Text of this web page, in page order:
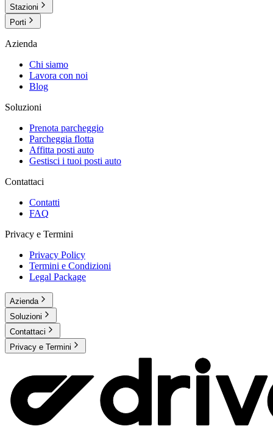
Stazioni
Porti
Azienda
Chi siamo
Lavora con noi
Blog
Soluzioni
Prenota parcheggio
Parcheggia flotta
Affitta posti auto
Gestisci i tuoi posti auto
Contattaci
Contatti
FAQ
Privacy e Termini
Privacy Policy
Termini e Condizioni
Legal Package
Azienda
Soluzioni
Contattaci
Privacy e Termini